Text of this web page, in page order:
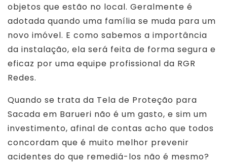
objetos que estão no local. Geralmente é
adotada quando uma família se muda para um
novo imóvel. E como sabemos a importância
da instalação, ela será feita de forma segura e
eficaz por uma equipe profissional da RGR
Redes.
Quando se trata da Tela de Proteção para
Sacada em Barueri não é um gasto, e sim um
investimento, afinal de contas acho que todos
concordam que é muito melhor prevenir
acidentes do que remediá-los não é mesmo?